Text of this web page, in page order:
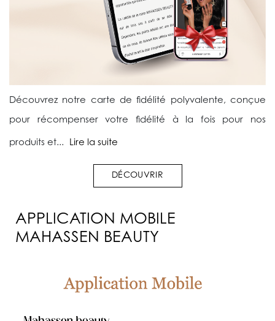
Découvrez notre carte de fidélité polyvalente, conçue
pour récompenser votre fidélité à la fois pour nos
produits et... Lire la suite
DÉCOUVRIR
APPLICATION MOBILE
MAHASSEN BEAUTY